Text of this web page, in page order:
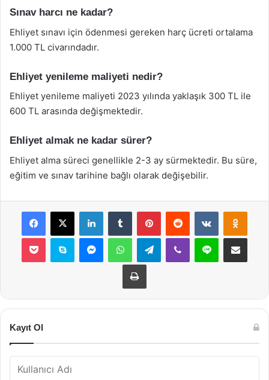
Sınav harcı ne kadar?
Ehliyet sınavı için ödenmesi gereken harç ücreti ortalama
1.000 TL civarındadır.
Ehliyet yenileme maliyeti nedir?
Ehliyet yenileme maliyeti 2023 yılında yaklaşık 300 TL ile
600 TL arasında değişmektedir.
Ehliyet almak ne kadar sürer?
Ehliyet alma süreci genellikle 2-3 ay sürmektedir. Bu süre,
eğitim ve sınav tarihine bağlı olarak değişebilir.
Facebook
X LinkedInTumblr PinterestReddit VKontakte
Pocket Skype MessengerWhatsAppTelegramViber Line E-Posta ile
Yazdır
Kayıt Ol